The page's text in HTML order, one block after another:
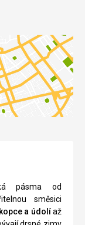
pásma od
směsici
kopce a údolíaž